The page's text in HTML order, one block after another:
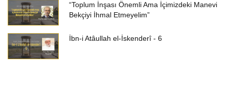
“Toplum İnşası Önemli Ama İçimizdeki Manevi
Bekçiyi İhmal Etmeyelim”
İbn-i Atâullah el-İskenderî - 6